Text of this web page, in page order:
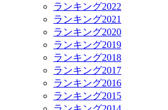
ランキング2022
ランキング2021
ランキング2020
ランキング2019
ランキング2018
ランキング2017
ランキング2016
ランキング2015